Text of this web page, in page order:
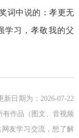
词中说的：孝更无
学习，孝敬我的父
新日期为：2026-07-22
有作品（图文、音视频
友学习交流，想了解